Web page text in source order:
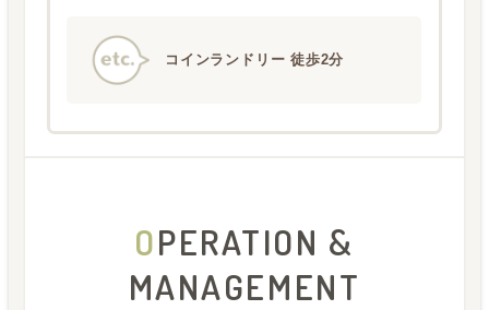
コインランドリー 徒歩2分
OPERATION &
MANAGEMENT